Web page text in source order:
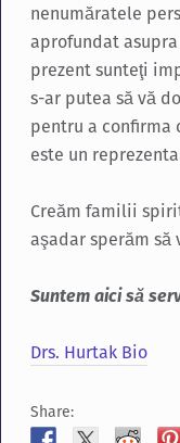
nenumăratele
aprofundat
prezent sunteţi
s-ar putea să vă
pentru a
este un
Creăm familii
aşadar sperăm
Suntem aici să
Drs. Hurtak Bio
Share: